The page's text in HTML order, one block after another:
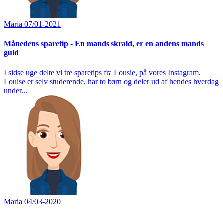
Maria 07/01-2021
Månedens sparetip - En mands skrald, er en andens mands
guld
I sidse uge delte vi tre sparetips fra Lousie, på vores Instagram.
Louise er selv studerende, har to børn og deler ud af hendes hverdag
under...
Maria 04/03-2020